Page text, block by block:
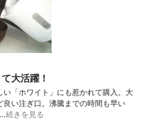
大活躍！
「ホワイト」にも惹かれて購入。大
良い注ぎ口。沸騰までの時間も早い
続きを見る